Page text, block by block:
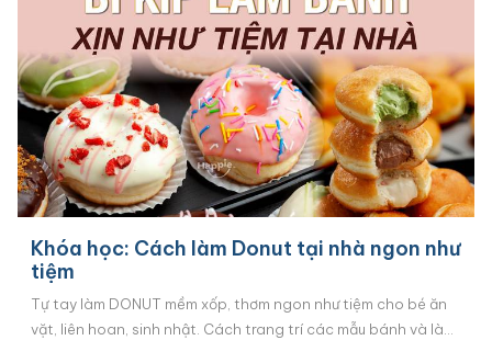
Khóa học: Cách làm Donut tại nhà ngon như
tiệm
Tự tay làm DONUT mềm xốp, thơm ngon như tiệm cho bé ăn
vặt, liên hoan, sinh nhật. Cách trang trí các mẫu bánh và làm